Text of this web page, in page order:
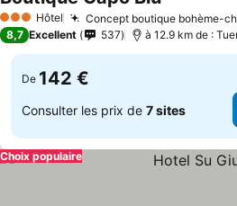
3 ÉtoilesHôtel Concept boutique bohème-
8,7 Excellent 537 à 12.9 km de :
De 142 €
Consulter les prix de 7 sites
Choix populaire